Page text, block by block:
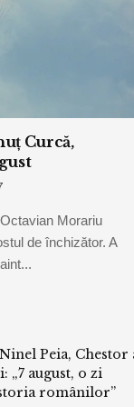
Curcă,
Morariu
de închizător. A
Peia, Chestor
„7 august, o zi
românilor”